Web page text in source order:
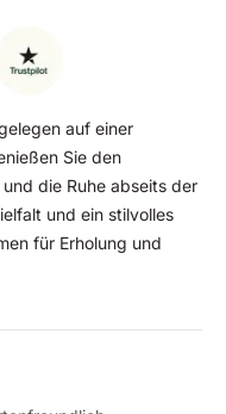
auf einer
Sie den
die Ruhe abseits der
und ein stilvolles
für Erholung und